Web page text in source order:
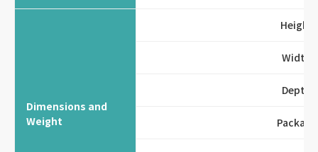
Dimensions and
Weight
Height
Width
Depth
Package